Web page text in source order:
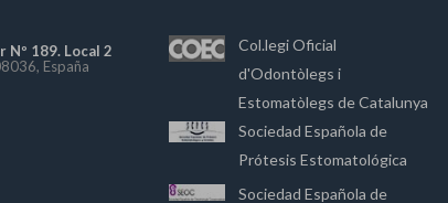
Nº 189. Local 2
España
Col.legi Oficial
d'Odontòlegs i
Estomatòlegs de Catalunya
Sociedad Española de
Prótesis Estomatológica
Sociedad Española de